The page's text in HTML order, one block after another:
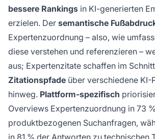
bessere Rankings in KI-generierten
erzielen. Der semantische
Expertenzuordnung – also, wie
diese verstehen und referenzieren –
aus; Expertenzitate schaffen im Schnitt
Zitationspfade über verschiedene KI-
hinweg. Plattform-spezifisch
Overviews Expertenzuordnung in 73
produktbezogenen Suchanfragen,
in 81 % der Antworten zu technischen